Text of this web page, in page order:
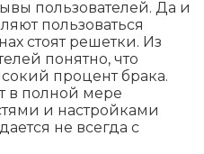
пользователей. Да и
пользоваться
стоят решетки. Из
понятно, что
процент брака.
в полной мере
и настройками
не всегда с